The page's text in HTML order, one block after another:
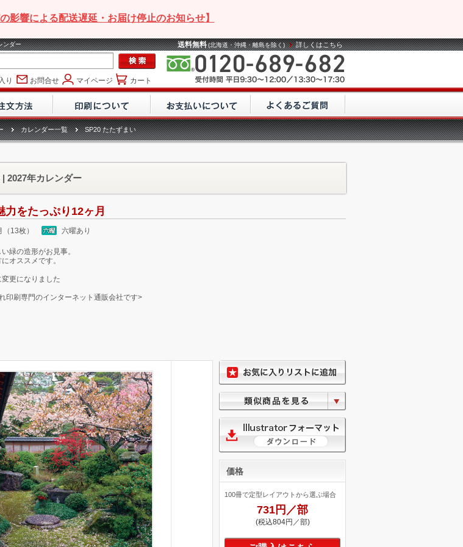
影響による配送遅延・お届け停止のお知らせ】
ンダー 送料無料 (北海道・沖縄・離島を除く) 詳しくはこちら
り お問合せ マイページ カート
カレンダー一覧 SP20 たたずまい
2027年カレンダー
力をたっぷり12ヶ月
（13枚） 六曜あり
緑の造形がお見事。
オススメです。
更になりました
印刷専門のインターネット通販会社です>
価格
100冊で定型レイアウトから選ぶ場合
731円／部
(税込804円／部)